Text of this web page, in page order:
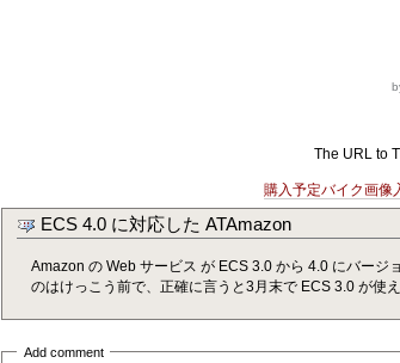
The URL to
購入予定バイク画像
ECS 4.0 に対応した ATAmazon
Amazon の Web サービス が ECS 3.0 から 4.0 にバー
のはけっこう前で、正確に言うと3月末で ECS 3.0 が使
Add comment